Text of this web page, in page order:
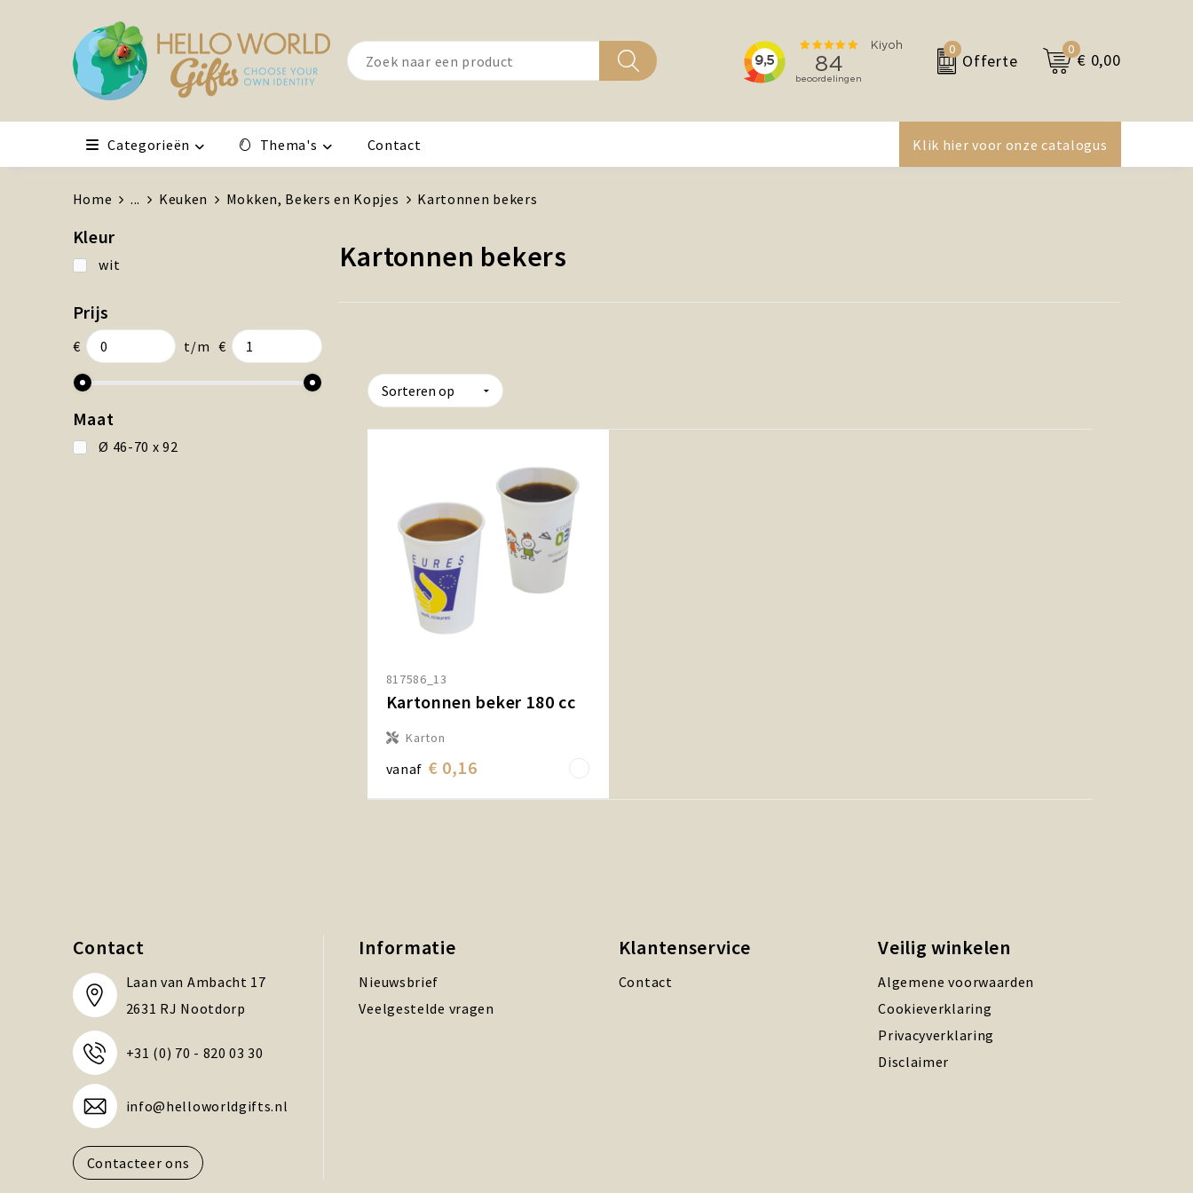
0
Offerte
0
€ 0,00
Categorieën Thema's Contact Klik hier voor onze catalogus
Home ... Keuken Mokken, Bekers en Kopjes Kartonnen bekers
Kleur
wit
Prijs
€ t/m €
Maat
Ø 46-70 x 92
Kartonnen bekers
817586_13
Kartonnen beker 180 cc
Karton
vanaf € 0,16
Contact
Laan van Ambacht 17
2631 RJ Nootdorp
+31 (0) 70 - 820 03 30
info@helloworldgifts.nl
Contacteer ons
Informatie
Nieuwsbrief
Veelgestelde vragen
Klantenservice
Contact
Veilig winkelen
Algemene voorwaarden
Cookieverklaring
Privacyverklaring
Disclaimer